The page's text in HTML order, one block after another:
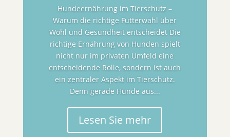
Hundeernährung im Tierschutz –
Warum die richtige Futterwahl über
Wohl und Gesundheit entscheidet Die
richtige Ernährung von Hunden spielt
nicht nur im privaten Umfeld eine
entscheidende Rolle, sondern ist auch
ein zentraler Aspekt im Tierschutz.
Denn gerade Hunde aus...
Lesen Sie mehr